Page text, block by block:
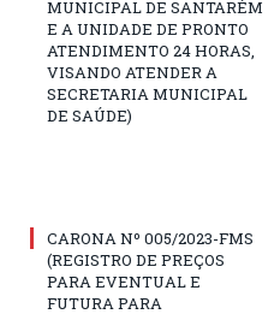
MUNICIPAL DE SANTARÉM
E A UNIDADE DE PRONTO
ATENDIMENTO 24 HORAS,
VISANDO ATENDER A
SECRETARIA MUNICIPAL
DE SAÚDE)
CARONA Nº 005/2023-FMS
(REGISTRO DE PREÇOS
PARA EVENTUAL E
FUTURA PARA